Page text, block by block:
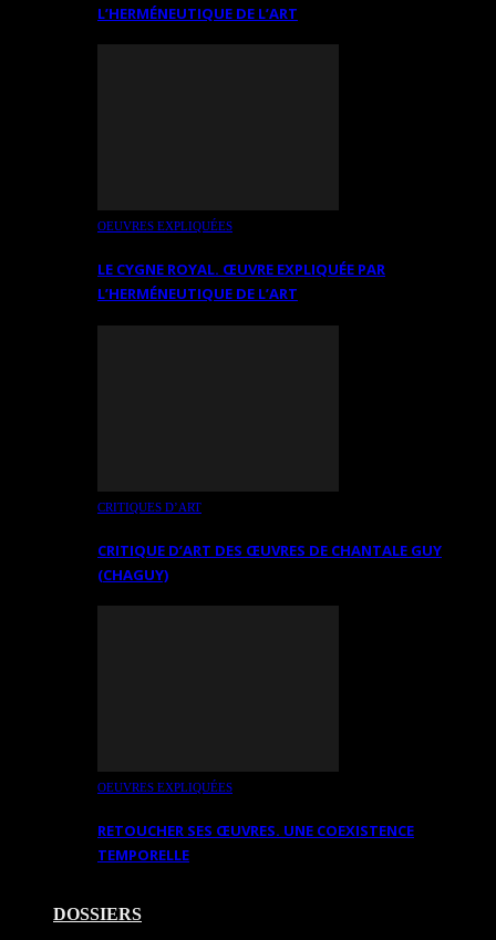
L’HERMÉNEUTIQUE DE L’ART
OEUVRES EXPLIQUÉES
LE CYGNE ROYAL. ŒUVRE EXPLIQUÉE PAR
L’HERMÉNEUTIQUE DE L’ART
CRITIQUES D’ART
CRITIQUE D’ART DES ŒUVRES DE CHANTALE GUY
(CHAGUY)
OEUVRES EXPLIQUÉES
RETOUCHER SES ŒUVRES. UNE COEXISTENCE
TEMPORELLE
DOSSIERS